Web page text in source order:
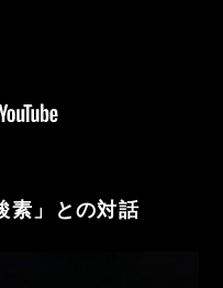
素」との対話